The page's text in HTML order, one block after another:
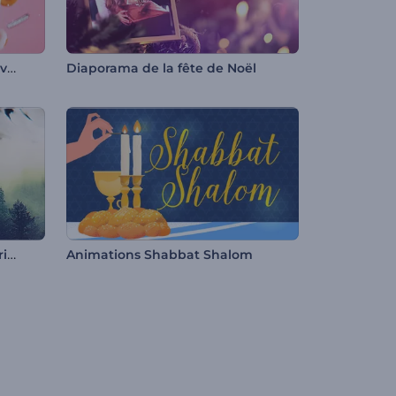
Diaporama de ballons d'anniversaire Diaporama de la fête de Noël
Diaporama sur l'encre numérique Animations Shabbat Shalom